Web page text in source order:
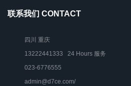
联系我们 CONTACT
四川 重庆
13222441333 24 Hours 服务
023-6776555
admin@d7ce.com/